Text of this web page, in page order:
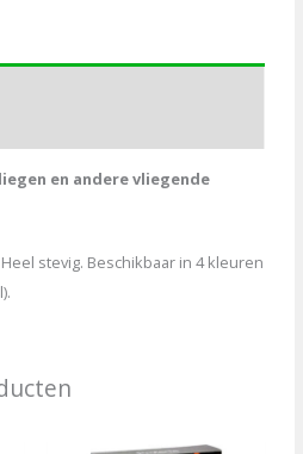
en andere vliegende
stevig. Beschikbaar in 4 kleuren